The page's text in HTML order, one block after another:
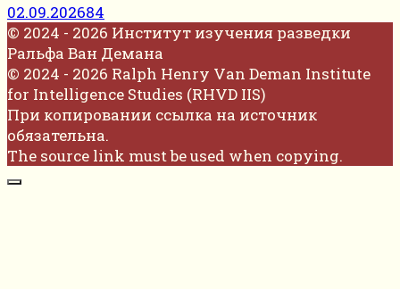
02.09.202684
© 2024 - 2026 Институт изучения разведки
Ральфа Ван Демана
© 2024 - 2026 Ralph Henry Van Deman Institute
for Intelligence Studies (RHVD IIS)
При копировании ссылка на источник
обязательна.
The source link must be used when copying.